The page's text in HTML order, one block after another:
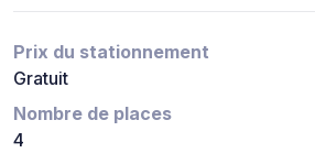
Prix du stationnement
Gratuit
Nombre de places
4